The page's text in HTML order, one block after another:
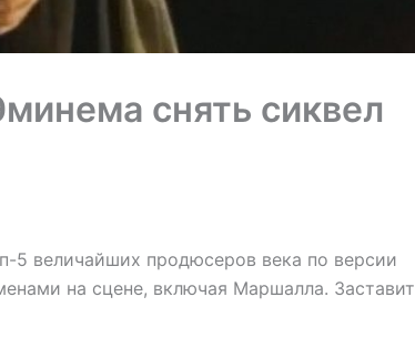
снять сиквел
5 величайших продюсеров века по версии
на сцене, включая Маршалла. Заставит